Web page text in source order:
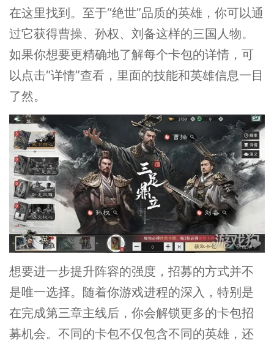
在这里找到。至于“绝世”品质的英雄，你可以通
过它获得曹操、孙权、刘备这样的三国人物。
如果你想要更精确地了解每个卡包的详情，可
以点击“详情”查看，里面的技能和英雄信息一目
了然。
想要进一步提升阵容的强度，招募的方式并不
是唯一选择。随着你游戏进程的深入，特别是
在完成第三章主线后，你会解锁更多的卡包招
募机会。不同的卡包不仅包含不同的英雄，还